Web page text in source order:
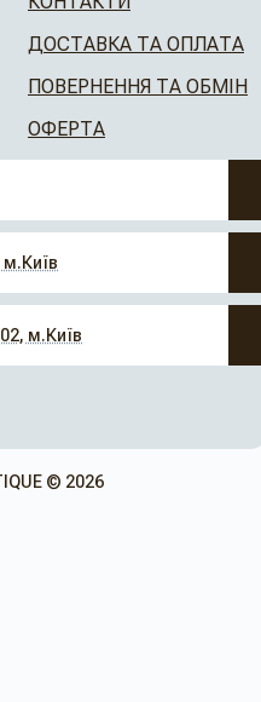
ДОСТАВКА ТА ОПЛАТА
ПОВЕРНЕННЯ ТА ОБМІН
ОФЕРТА
м.Київ
м.Київ
© 2026